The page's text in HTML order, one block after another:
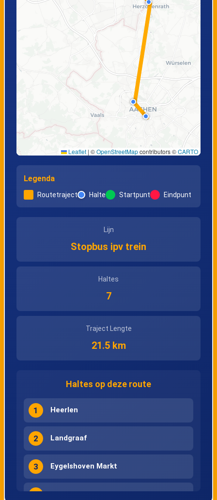
Leaflet | ©OpenStreetMapcontributors ©CARTO
Legenda
Routetraject Halte Startpunt Eindpunt
Lijn
Stopbus ipv trein
Haltes
7
Traject Lengte
21.5 km
Haltes op deze route
1 Heerlen
2 Landgraaf
3 Eygelshoven Markt
4 Herzogenrath